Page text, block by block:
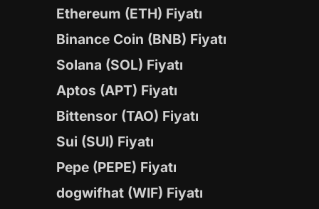
Ethereum (ETH) Fiyatı
Binance Coin (BNB) Fiyatı
Solana (SOL) Fiyatı
Aptos (APT) Fiyatı
Bittensor (TAO) Fiyatı
Sui (SUI) Fiyatı
Pepe (PEPE) Fiyatı
dogwifhat (WIF) Fiyatı